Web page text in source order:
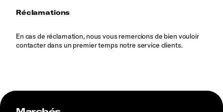
Réclamations
En cas de réclamation, nous vous remercions de bien vouloir
contacter dans un premier temps notre service clients.